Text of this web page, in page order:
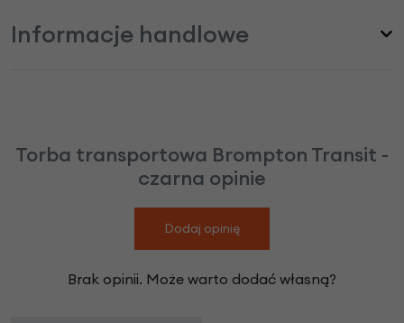
Informacje handlowe
Torba transportowa Brompton Transit -
czarna opinie
Dodaj opinię
Brak opinii. Może warto dodać własną?